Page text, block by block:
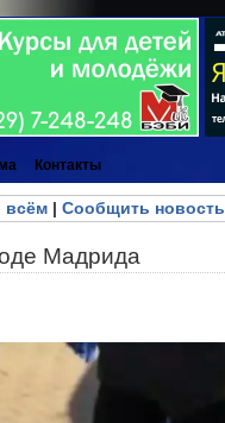
Контакты
всём| Сообщить новость
Мадрида